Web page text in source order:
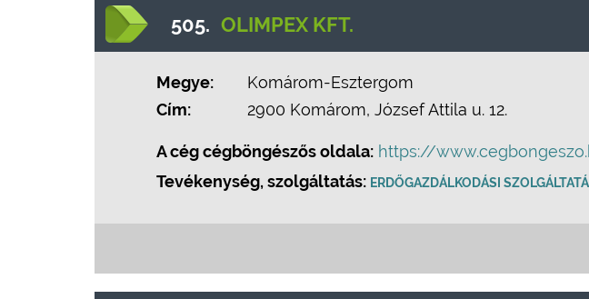
505. OLIMPEX KFT.
Megye:
Komárom-Esztergom
Cím:
2900 Komárom, József Attila u. 12.
A cég cégböngészős oldala: https://
Tevékenység, szolgáltatás: ERDŐGAZDÁLKODÁSI